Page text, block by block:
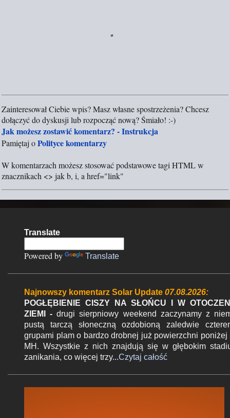
P
r
z
e
i
Zainteresował Ciebie wpis? Masz własne spostrzeżenia? Chcesz
dołączyć do dyskusji lub rozpocząć nową? Śmiało! :-)
Jak możesz zostawić komentarz? - Instrukcja
Pamiętaj oPolityce komentarzy
W komentarzach możesz stosować podstawowe tagi HTML w
znacznikach <> jak b, i, a href="link"
Translate
Powered by Translate
Najnowszy komentarz Solar Update 07.08.2026:
POGŁĘBIENIE CISZY NA SŁOŃCU I W
ZIEMI - drugi sierpniowy weekend zaczynamy z
pustą tarczą słoneczną ozdobioną zaledwie
grupami plam o bardzo drobnej już powierzchni poniżej
MH. Wszystkie z nich znajdują się w głębokim
zanikania, co więcej trzy...Czytaj całość